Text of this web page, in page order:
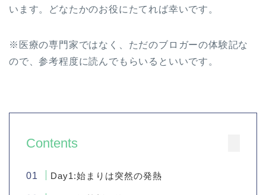
います。どなたかのお役にたてれば幸いです。
※医療の専門家ではなく、ただのブロガーの体験記な
ので、参考程度に読んでもらいるといいです。
Contents
Day1:始まりは突然の発熱